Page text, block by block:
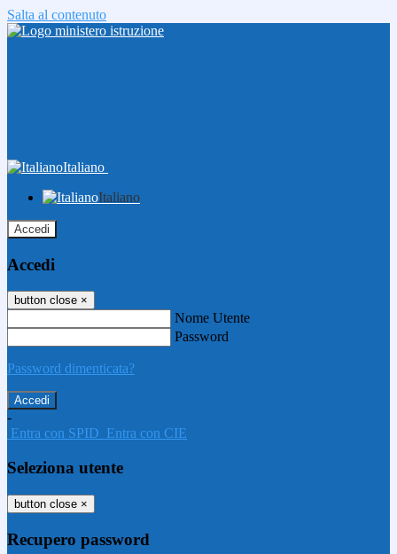
Salta al contenuto
Italiano
Italiano
Accedi
Accedi
button close ×
Nome Utente
Password
Password dimenticata?
-
Entra con SPID Entra con CIE
Seleziona utente
button close ×
Recupero password